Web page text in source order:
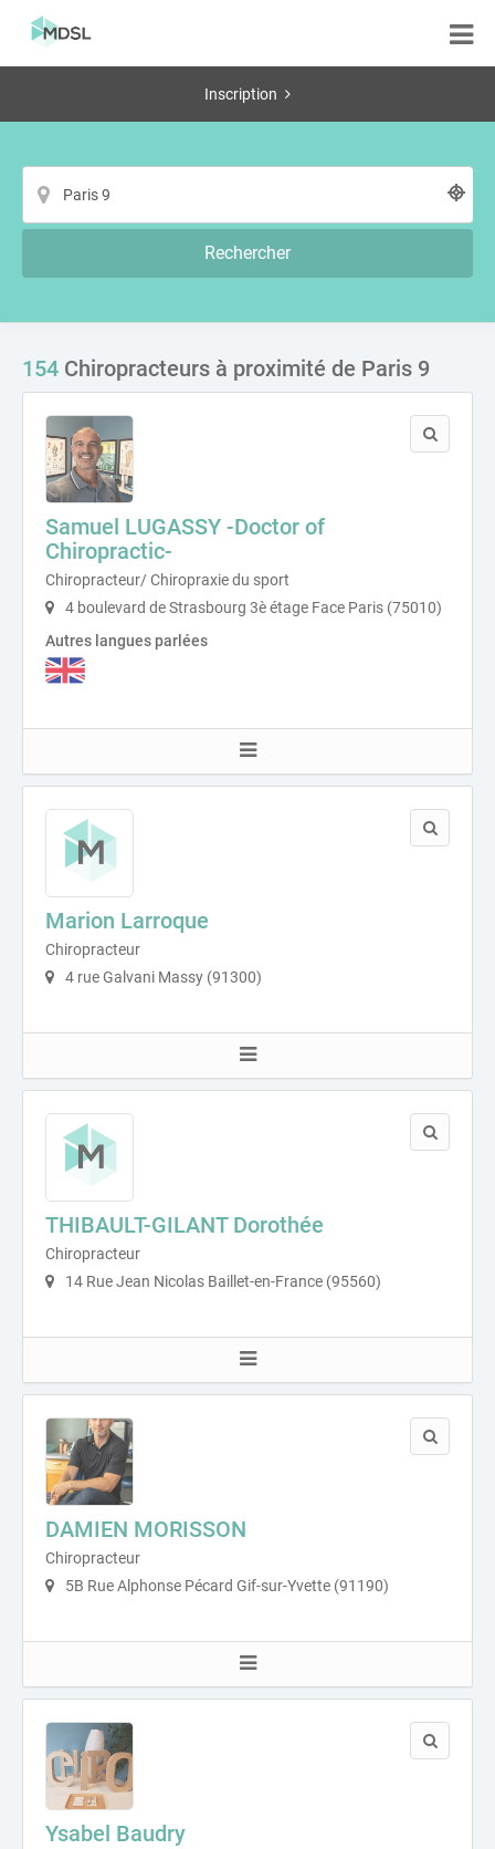
Inscription
Rechercher
154 Chiropracteurs à proximité de Paris 9
Samuel LUGASSY -Doctor of
Chiropractic-
Chiropracteur/ Chiropraxie du sport
4 boulevard de Strasbourg 3è étage Face Paris (75010)
Autres langues parlées
Marion Larroque
Chiropracteur
4 rue Galvani Massy (91300)
THIBAULT-GILANT Dorothée
Chiropracteur
14 Rue Jean Nicolas Baillet-en-France (95560)
DAMIEN MORISSON
Chiropracteur
5B Rue Alphonse Pécard Gif-sur-Yvette (91190)
Ysabel Baudry